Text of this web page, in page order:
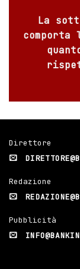
La
Direttore
Redazione
Pubblicità